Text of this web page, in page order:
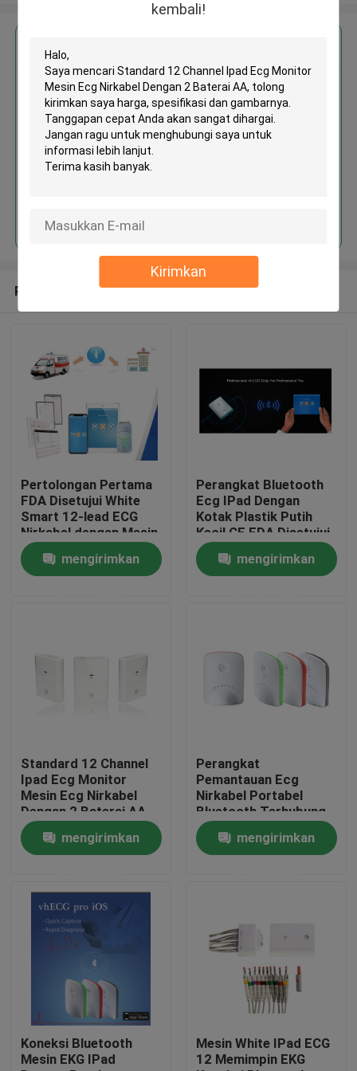
kembali!
Kirimkan
Produk
Tur Pabrik
Kontrol kualitas
Permintaan Penawaran
Company News
Mesin EKG Nirkabel
Mesin EKG Genggam
Standard 12 Channel Ipad Ecg
Monitor Mesin Ecg Nirkabel
Dengan 2 Baterai AA
Rekomendasi Produk
Pertolongan Pertama
FDA Disetujui White
Smart 12-lead ECG
Nirkabel dengan Mesin
iPad ECG
mengirimkan
Perangkat Bluetooth
Ecg IPad Dengan
Kotak Plastik Putih
Kecil CE FDA Disetujui
mengirimkan
Standard 12 Channel
Ipad Ecg Monitor
Mesin Ecg Nirkabel
Dengan 2 Baterai AA
mengirimkan
Perangkat
Pemantauan Ecg
Nirkabel Portabel
Bluetooth Terhubung
Untuk IOS Dengan
Tiga Warna Kotak
Cerdas
mengirimkan
Koneksi Bluetooth
Mesin EKG IPad
Mesin White IPad ECG
12 Memimpin EKG